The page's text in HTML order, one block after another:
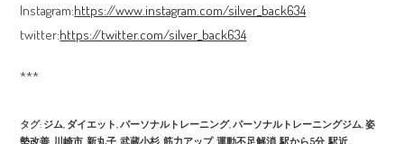
Instagram:https://www.instagram.com/silver_back634
twitter:https://twitter.com/silver_back634
***
タグ: ジム ダイエット パーソナルトレーニング, パーソナルトレーニングジム 姿
勢改善 川崎市 新丸子 武蔵小杉 筋力アップ, 運動不足解消 駅から5分 駅近